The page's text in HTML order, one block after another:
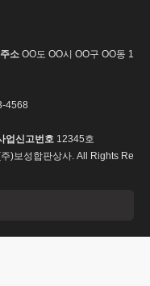
주소 OO도 OO시 OO구 OO동 1
4568
업신고번호 12345호
)보성합판상사. All Rights Re